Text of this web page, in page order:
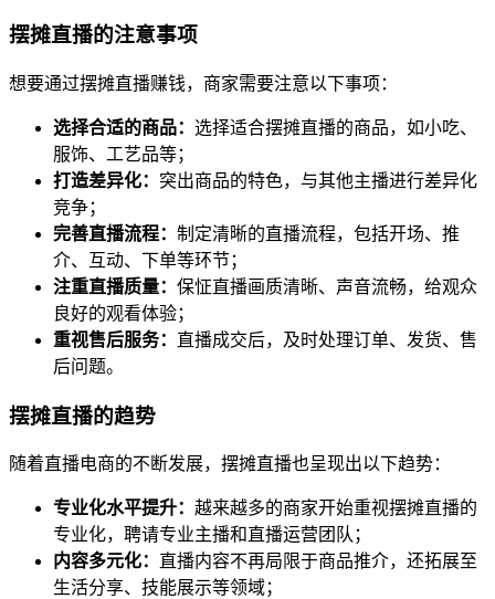
摆摊直播的注意事项
想要通过摆摊直播赚钱，商家需要注意以下事项：
选择合适的商品： 选择适合摆摊直播的商品，如小吃、
服饰、工艺品等；
打造差异化： 突出商品的特色，与其他主播进行差异化
竞争；
完善直播流程： 制定清晰的直播流程，包括开场、推
介、互动、下单等环节；
注重直播质量： 保怔直播画质清晰、声音流畅，给观众
良好的观看体验；
重视售后服务： 直播成交后，及时处理订单、发货、售
后问题。
摆摊直播的趋势
随着直播电商的不断发展，摆摊直播也呈现出以下趋势：
专业化水平提升： 越来越多的商家开始重视摆摊直播的
专业化，聘请专业主播和直播运营团队；
内容多元化： 直播内容不再局限于商品推介，还拓展至
生活分享、技能展示等领域；